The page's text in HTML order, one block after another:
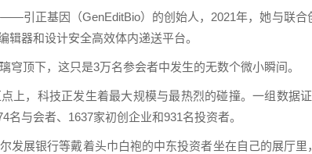
引正基因（GenEditBio）的创始人，2021年，她与联合
辑器和设计安全高效体内递送平台。
穹顶下，这只是3万名参会者中发生的无数个微小瞬间。
上，科技正发生着最大规模与最热烈的碰撞。一组数据
名与会者、1637家初创企业和931名投资者。
发展银行等戴着头巾白袍的中东投资者坐在自己的展厅